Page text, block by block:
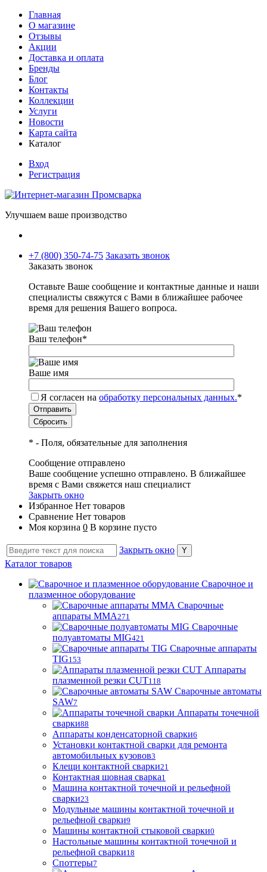
Главная
О магазине
Отзывы
Акции
Доставка и оплата
Бренды
Блог
Контакты
Коллекции
Услуги
Новости
Карта сайта
Каталог
Вход
Регистрация
Улучшаем ваше производство
+7 (800) 350-74-75 Заказать звонок
Заказать звонок
Оставьте Ваше сообщение и контактные данные и наши
специалисты свяжутся с Вами в ближайшее рабочее
время для решения Вашего вопроса.
Ваш телефон*
Ваше имя
Я согласен на обработку персональных данных.*
* - Поля, обязательные для заполнения
Сообщение отправлено
Ваше сообщение успешно отправлено. В ближайшее
время с Вами свяжется наш специалист
Закрыть окно
Избранное Нет товаров
Сравнение Нет товаров
Моя корзина 0 В корзине пусто
Закрыть окно
Каталог товаров
Сварочное и
плазменное оборудование
Сварочные
аппараты MMA271
Сварочные
полуавтоматы MIG421
Сварочные аппараты
TIG153
Аппараты
плазменной резки CUT118
Сварочные автоматы
SAW7
Аппараты точечной
сварки88
Аппараты конденсаторной сварки6
Установки контактной сварки для ремонта
автомобильных кузовов3
Клещи контактной сварки21
Контактная шовная сварка1
Машина контактной точечной и рельефной
сварки23
Модульные машины контактной точечной и
рельефной сварки9
Машины контактной стыковой сварки0
Настольные машины контактной точечной и
рельефной сварки18
Споттеры7